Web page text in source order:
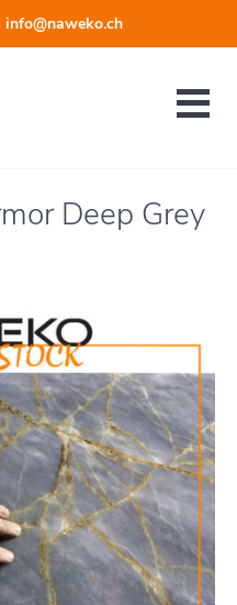
info@naweko.ch
Deep Grey